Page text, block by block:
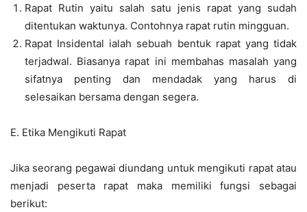
Rapat Rutin yaitu salah satu jenis rapat yang sudah
ditentukan waktunya. Contohnya rapat rutin mingguan.
Rapat Insidental ialah sebuah bentuk rapat yang tidak
terjadwal. Biasanya rapat ini membahas masalah yang
sifatnya penting dan mendadak yang harus di
selesaikan bersama dengan segera.
E. Etika Mengikuti Rapat
Jika seorang pegawai diundang untuk mengikuti rapat atau
menjadi peserta rapat maka memiliki fungsi sebagai
berikut: